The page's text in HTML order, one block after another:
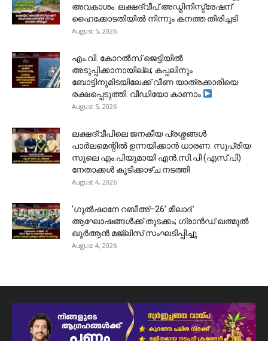
അവകാശം: ലക്ഷദ്വീപ് അഡ്മിനിസ്ട്രേഷന്
ഹൈക്കോടതിയിൽ നിന്നും കനത്ത തിരിച്ചടി
August 5, 2026
​എം.വി. കോറൽസ് ജെട്ടിയിൽ
അടുപ്പിക്കാനായില്ല; കപ്പലിനും
ബോട്ടിനുമിടയിലേക്ക് വീണ യാത്രക്കാരിയെ
രക്ഷപ്പെടുത്തി. വീഡിയോ കാണാം
August 5, 2026
ലക്ഷദ്വീപിലെ ജനകീയ പ്രശ്നങ്ങൾ
പാർലമെന്റിൽ ഉന്നയിക്കാൻ ധാരണ: സുപ്രിയ
സുലെ എം.പിയുമായി എൻ.സി.പി (എസ്.പി)
നേതാക്കൾ കൂടിക്കാഴ്ച നടത്തി
August 4, 2026
‘ഗുൽഷാനേ റബീഅ്–26’ മീലാദ്
ആഘോഷങ്ങൾക്ക് തുടക്കം; ഗ്രാൻഡ് ഖത്മുൽ
ഖുർആൻ മജ്‌ലിസ് സംഘടിപ്പിച്ചു
August 4, 2026